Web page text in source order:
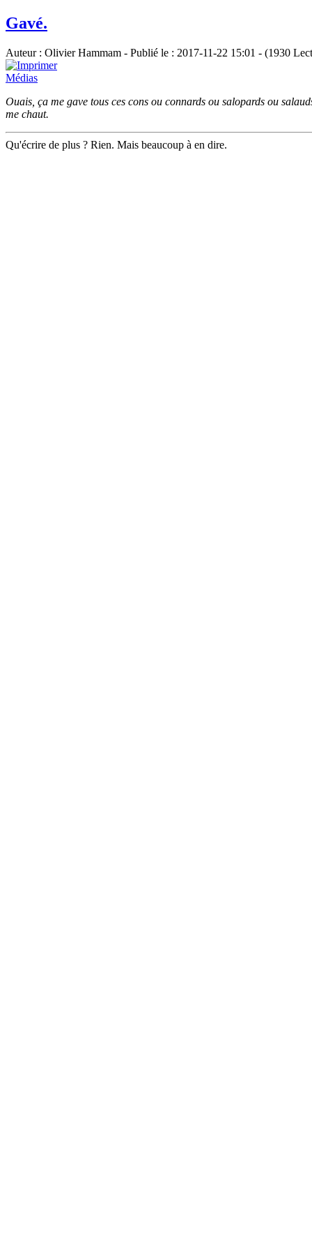
Gavé.
Auteur : Olivier Hammam - Publié le : 2017-11-22 15:01 - (1930
Médias
Ouais, ça me gave tous ces cons ou connards ou salopards ou
me chaut.
Qu'écrire de plus ? Rien. Mais beaucoup à en dire.